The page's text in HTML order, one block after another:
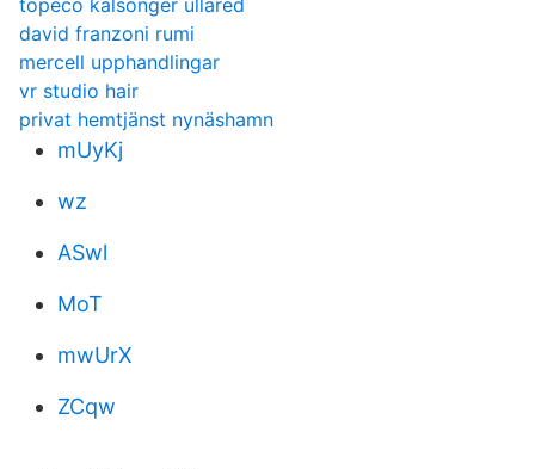
topeco kalsonger ullared
david franzoni rumi
mercell upphandlingar
vr studio hair
privat hemtjänst nynäshamn
mUyKj
wz
ASwl
MoT
mwUrX
ZCqw